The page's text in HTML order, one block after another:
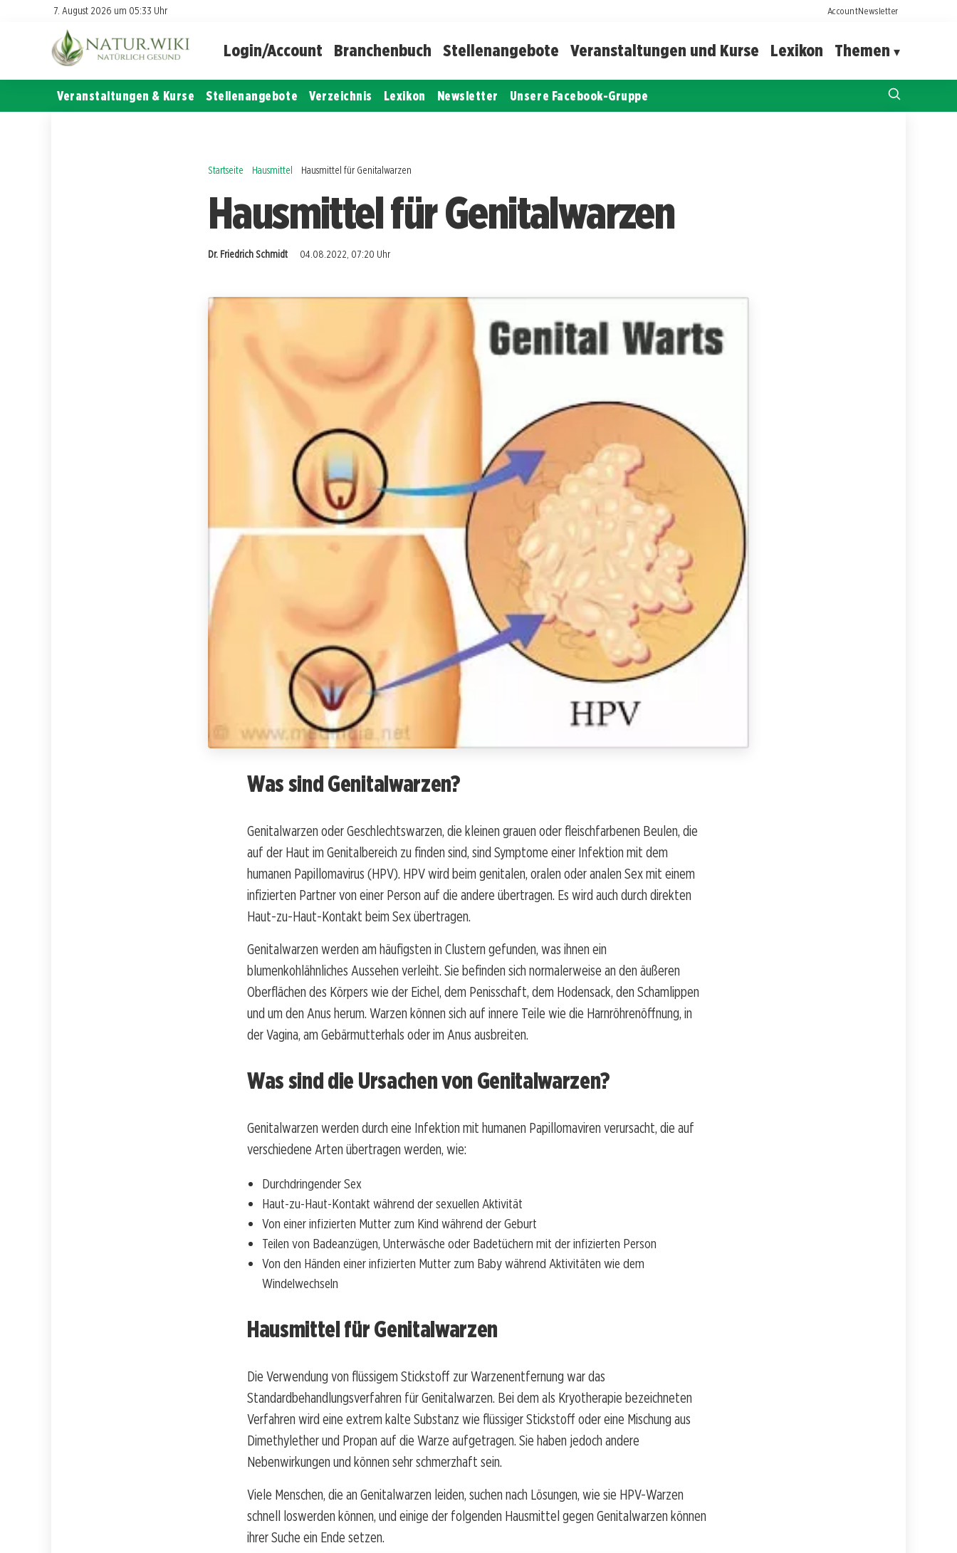
7. August 2026 um 05:33 Uhr AccountNewsletter
Login/Account Branchenbuch Stellenangebote Veranstaltungen und Kurse Lexikon Themen
Veranstaltungen & Kurse Stellenangebote Verzeichnis Lexikon Newsletter Unsere Facebook-Gruppe
Startseite Hausmittel Hausmittel für Genitalwarzen
Hausmittel für Genitalwarzen
Dr. Friedrich Schmidt 04.08.2022, 07:20 Uhr
Was sind Genitalwarzen?
Genitalwarzen oder Geschlechtswarzen, die kleinen grauen oder fleischfarbenen Beulen, die
auf der Haut im Genitalbereich zu finden sind, sind Symptome einer Infektion mit dem
humanen Papillomavirus (HPV). HPV wird beim genitalen, oralen oder analen Sex mit einem
infizierten Partner von einer Person auf die andere übertragen. Es wird auch durch direkten
Haut-zu-Haut-Kontakt beim Sex übertragen.
Genitalwarzen werden am häufigsten in Clustern gefunden, was ihnen ein
blumenkohlähnliches Aussehen verleiht. Sie befinden sich normalerweise an den äußeren
Oberflächen des Körpers wie der Eichel, dem Penisschaft, dem Hodensack, den Schamlippen
und um den Anus herum. Warzen können sich auf innere Teile wie die Harnröhrenöffnung, in
der Vagina, am Gebärmutterhals oder im Anus ausbreiten.
Was sind die Ursachen von Genitalwarzen?
Genitalwarzen werden durch eine Infektion mit humanen Papillomaviren verursacht, die auf
verschiedene Arten übertragen werden, wie:
Durchdringender Sex
Haut-zu-Haut-Kontakt während der sexuellen Aktivität
Von einer infizierten Mutter zum Kind während der Geburt
Teilen von Badeanzügen, Unterwäsche oder Badetüchern mit der infizierten Person
Von den Händen einer infizierten Mutter zum Baby während Aktivitäten wie dem
Windelwechseln
Hausmittel für Genitalwarzen
Die Verwendung von flüssigem Stickstoff zur Warzenentfernung war das
Standardbehandlungsverfahren für Genitalwarzen. Bei dem als Kryotherapie bezeichneten
Verfahren wird eine extrem kalte Substanz wie flüssiger Stickstoff oder eine Mischung aus
Dimethylether und Propan auf die Warze aufgetragen. Sie haben jedoch andere
Nebenwirkungen und können sehr schmerzhaft sein.
Viele Menschen, die an Genitalwarzen leiden, suchen nach Lösungen, wie sie HPV-Warzen
schnell loswerden können, und einige der folgenden Hausmittel gegen Genitalwarzen können
ihrer Suche ein Ende setzen.